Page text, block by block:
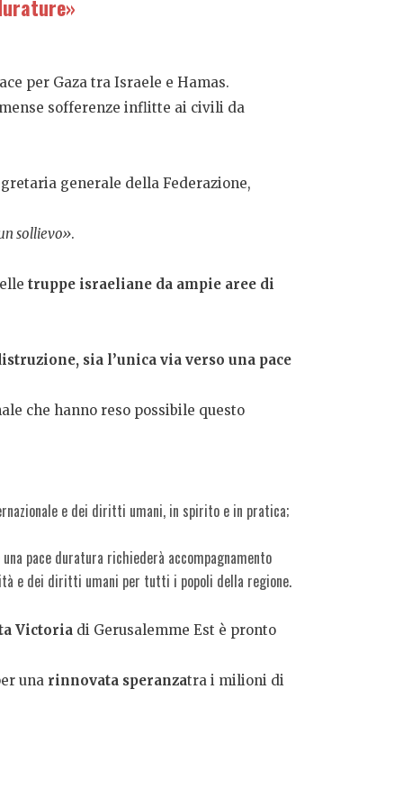
per Gaza tra Israele e Hamas.
sofferenze inflitte ai civili da
generale della Federazione,
sollievo».
truppe israeliane da ampie aree di
sia l’unica via verso una pace
che hanno reso possibile questo
e dei diritti umani, in spirito e in pratica;
pace duratura richiederà accompagnamento
e dei diritti umani per tutti i popoli della regione.
Victoria di Gerusalemme Est è pronto
una rinnovata speranzatra i milioni di